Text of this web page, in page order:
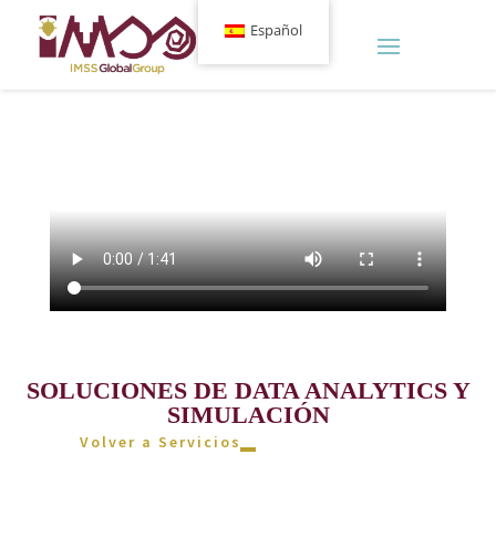
SOLUCIONES DE DATA ANALYTICS Y
SIMULACIÓN
Volver a Servicios
Español